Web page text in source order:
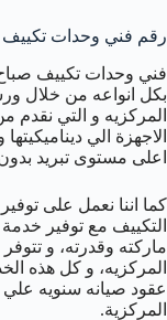
رقم فني وحدات تكييف
فني وحدات تكييف
بكل انواعه من خلال
المركزيه و التي نقدم
الاجهزة الي
اعلى مستوى تبريد
كما اننا نعمل على
التكييف مع توفير
ماركته وقدرته، و
المركزيه، و كل هذه
عقود صيانه سنويه علي
المركزية.